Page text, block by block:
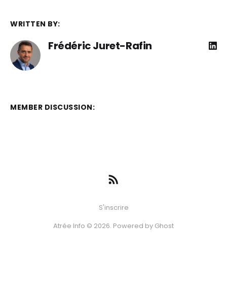
WRITTEN BY:
Frédéric Juret-Rafin
MEMBER DISCUSSION:
S'inscrire
Atrée Info © 2026. Powered by Ghost